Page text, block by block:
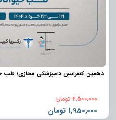
دهمین کنفرانس دامپزشکی مجازی؛ طب
2,500,000 تومان
1,950,000 تومان